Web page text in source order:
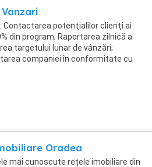
potenţialilor clienţi ai
din program; Raportarea zilnică a
targetului lunar de vânzări;
companiei în conformitate cu
Oradea
mai cunoscute rețele imobiliare din